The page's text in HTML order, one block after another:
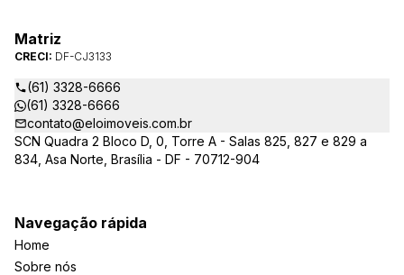
Matriz
CRECI: DF-CJ3133
(61) 3328-6666
(61) 3328-6666
contato@eloimoveis.com.br
SCN Quadra 2 Bloco D, 0, Torre A - Salas 825, 827 e 829 a
834, Asa Norte, Brasília - DF - 70712-904
Navegação rápida
Home
Sobre nós